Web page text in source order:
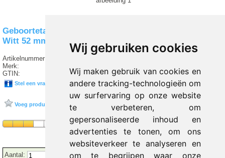
Wij gebruiken cookies
Wij maken gebruik van cookies en
andere tracking-technologieën om
uw surfervaring op onze website
te verbeteren, om
gepersonaliseerde inhoud en
advertenties te tonen, om ons
websiteverkeer te analyseren en
om te begrijpen waar onze
Geboortetangen voor biggen volgens
Witt 52 mm Ø, afbeelding 1
Artikelnummer:
Merk:
GTIN:
4052919025519
Stel een vraag over dit product
Voeg product toe aan favorieten
Aantal: